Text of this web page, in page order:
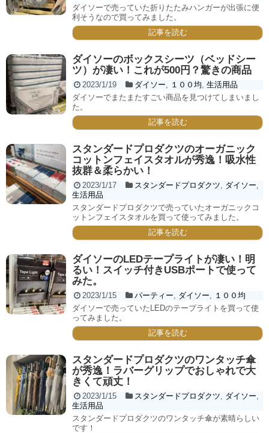
ダイソーで売っていた折りたたみハンガーが出張に便
利そうなので買ってみました。
記事を読む
ダイソーのボックスシーツ（ベッドシー
ツ）が凄い！これが500円？驚きの商品
2023/1/19 ダイソー １００均 生活用品
ダイソーでまたまたすごい商品を見つけてしまいまし
た。
記事を読む
スタンダードプロダクツのオーガニック
コットンフェイスタオルが秀逸！吸水性
抜群＆柔らかい！
2023/1/17 スタンダードプロダクツ ダイソー
生活用品
スタンダードプロダクツで売っていたオーガニックコ
ットンフェイスタオルを買って使ってみました。
記事を読む
ダイソーのLEDテープライトが凄い！明
るい！スイッチ付きUSBポートで使って
みた。
2023/1/15 パーティー ダイソー
１００均
ダイソーで売っていたLEDのテープライトを買って使
ってみました。
記事を読む
スタンダードプロダクツのワンタッチ傘
が秀逸！ラバーグリップでおしゃれで大
きくて頑丈！
2023/1/15 スタンダードプロダクツ ダイソー
生活用品
スタンダードプロダクツのワンタッチ傘が素晴らしい
です！